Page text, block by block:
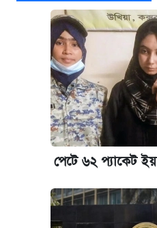
এক ক্লিকে জেনে নিন
দাম ও ফিচার
আজকের বাজারে স্বর্ণের
নবম জাতীয় পে-স্কেল
পাঁচ দপ্তরে নতুন সচিব
কবে হবে মেডিকেল ভর্তি
পেটে ৬২ প্যাকেট